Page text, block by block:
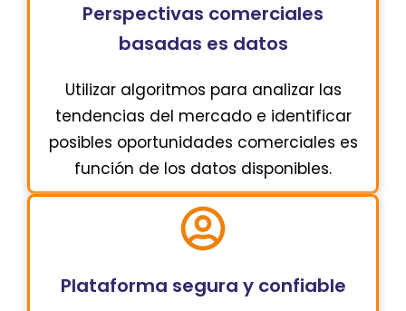
Perspectivas comerciales
basadas es datos
Utilizar algoritmos para analizar las
tendencias del mercado e identificar
posibles oportunidades comerciales es
función de los datos disponibles.
Plataforma segura y confiable